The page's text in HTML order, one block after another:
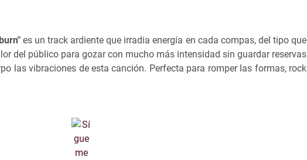
es un track ardiente que irradia energía en cada compas, del tipo que
del público para gozar con mucho más intensidad sin guardar reservas
las vibraciones de esta canción. Perfecta para romper las formas, rock